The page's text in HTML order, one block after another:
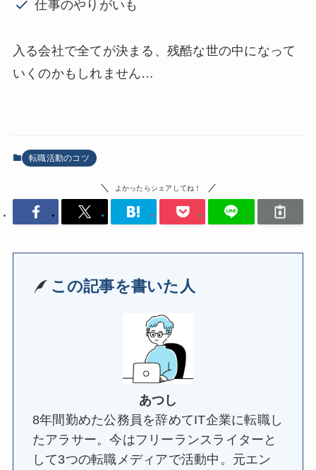
仕事のやりがいも
入る会社で全てが決まる、残酷な世の中になって
いくのかもしれません…
転職活動のコツ
よかったらシェアしてね！
この記事を書いた人
あつし
8年間勤めた公務員を辞めてIT企業に転職し
たアラサー。今はフリーランスライターと
して3つの転職メディアで活動中。元エン